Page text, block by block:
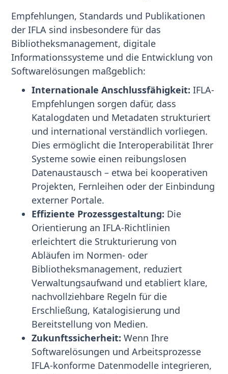
Empfehlungen, Standards und Publikationen
der IFLA sind insbesondere für das
Bibliotheksmanagement, digitale
Informationssysteme und die Entwicklung von
Softwarelösungen maßgeblich:
Internationale Anschlussfähigkeit: IFLA-
Empfehlungen sorgen dafür, dass
Katalogdaten und Metadaten strukturiert
und international verständlich vorliegen.
Dies ermöglicht die Interoperabilität Ihrer
Systeme sowie einen reibungslosen
Datenaustausch – etwa bei kooperativen
Projekten, Fernleihen oder der Einbindung
externer Portale.
Effiziente Prozessgestaltung: Die
Orientierung an IFLA-Richtlinien
erleichtert die Strukturierung von
Abläufen im Normen- oder
Bibliotheksmanagement, reduziert
Verwaltungsaufwand und etabliert klare,
nachvollziehbare Regeln für die
Erschließung, Katalogisierung und
Bereitstellung von Medien.
Zukunftssicherheit: Wenn Ihre
Softwarelösungen und Arbeitsprozesse
IFLA-konforme Datenmodelle integrieren,